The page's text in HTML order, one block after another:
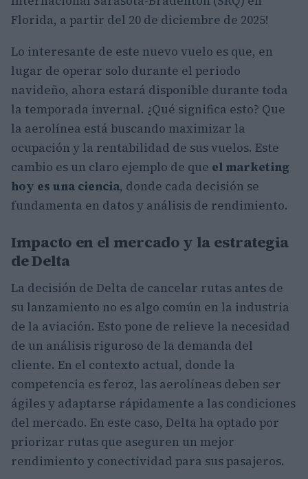
Florida, a partir del 20 de diciembre de 2025!
Lo interesante de este nuevo vuelo es que, en
lugar de operar solo durante el periodo
navideño, ahora estará disponible durante toda
la temporada invernal. ¿Qué significa esto? Que
la aerolínea está buscando maximizar la
ocupación y la rentabilidad de sus vuelos. Este
cambio es un claro ejemplo de que el marketing
hoy es una ciencia, donde cada decisión se
fundamenta en datos y análisis de rendimiento.
Impacto en el mercado y la estrategia
de Delta
La decisión de Delta de cancelar rutas antes de
su lanzamiento no es algo común en la industria
de la aviación. Esto pone de relieve la necesidad
de un análisis riguroso de la demanda del
cliente. En el contexto actual, donde la
competencia es feroz, las aerolíneas deben ser
ágiles y adaptarse rápidamente a las condiciones
del mercado. En este caso, Delta ha optado por
priorizar rutas que aseguren un mejor
rendimiento y conectividad para sus pasajeros.